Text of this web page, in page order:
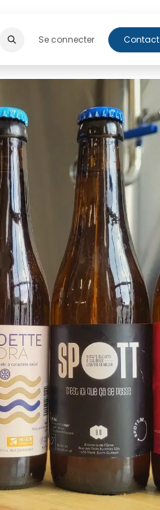
Cap'OrneSe connecter Contact